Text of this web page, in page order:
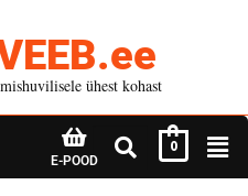
ühest kohast
E-POOD
0